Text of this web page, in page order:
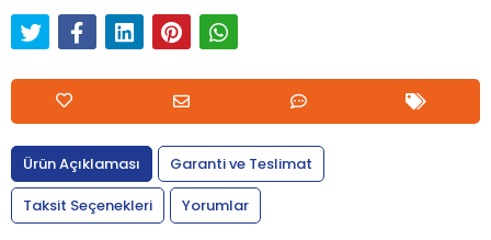
Ürün Açıklaması
Garanti ve Teslimat
Taksit Seçenekleri
Yorumlar